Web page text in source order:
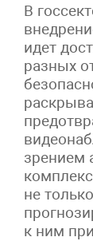
В
идет
разных
зрением
не
к ним